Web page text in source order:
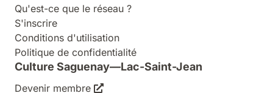
Qu'est-ce que le réseau ?
S'inscrire
Conditions d'utilisation
Politique de confidentialité
Culture Saguenay—Lac-Saint-Jean
Devenir membre